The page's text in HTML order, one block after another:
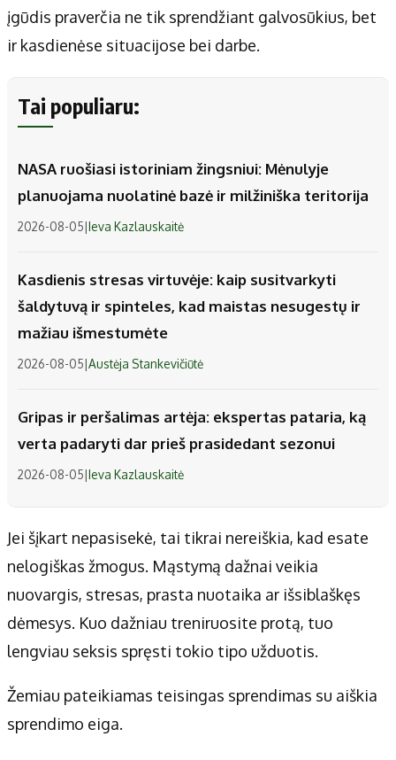
įgūdis praverčia ne tik sprendžiant galvosūkius, bet
ir kasdienėse situacijose bei darbe.
Tai populiaru:
NASA ruošiasi istoriniam žingsniui: Mėnulyje
planuojama nuolatinė bazė ir milžiniška teritorija
2026-08-05|Ieva Kazlauskaitė
Kasdienis stresas virtuvėje: kaip susitvarkyti
šaldytuvą ir spinteles, kad maistas nesugestų ir
mažiau išmestumėte
2026-08-05|Austėja Stankevičiūtė
Gripas ir peršalimas artėja: ekspertas pataria, ką
verta padaryti dar prieš prasidedant sezonui
2026-08-05|Ieva Kazlauskaitė
Jei šįkart nepasisekė, tai tikrai nereiškia, kad esate
nelogiškas žmogus. Mąstymą dažnai veikia
nuovargis, stresas, prasta nuotaika ar išsiblaškęs
dėmesys. Kuo dažniau treniruosite protą, tuo
lengviau seksis spręsti tokio tipo užduotis.
Žemiau pateikiamas teisingas sprendimas su aiškia
sprendimo eiga.